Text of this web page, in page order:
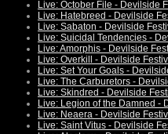
Live: October File - Devilside
Live: Hatebreed - Devilside
Live: Sabaton - Devilside
Live: Suicidal Tendencies -
Live: Amorphis - Devilside
Live: Overkill - Devilside
Live: Set Your Goals -
Live: The Carburetors -
Live: Skindred - Devilside
Live: Legion of the Damned -
Live: Neaera - Devilside
Live: Saint Vitus - Devilside